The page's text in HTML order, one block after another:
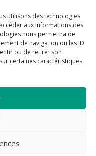
utilisons des technologies
aux informations des
nous permettra de
de navigation ou les ID
ou de retirer son
certaines caractéristiques